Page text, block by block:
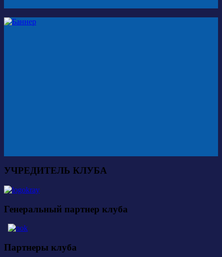
УЧРЕДИТЕЛЬ КЛУБА
Генеральный партнер клуба
Партнеры клуба